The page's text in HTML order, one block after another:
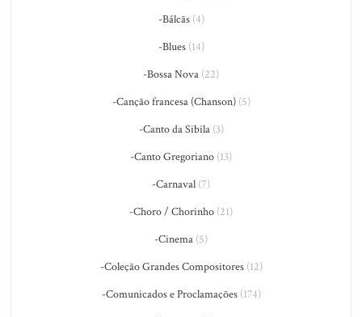
-Bálcãs(4)
-Blues(14)
-Bossa Nova (22)
-Canção francesa (Chanson)(5)
-Canto da Sibila(3)
-Canto Gregoriano (13)
-Carnaval (7)
-Choro / Chorinho (21)
-Cinema (5)
-Coleção Grandes Compositores(12)
-Comunicados e Proclamações(174)